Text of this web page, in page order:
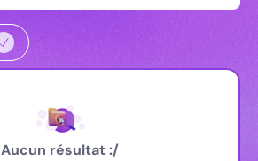
Aucun résultat :/